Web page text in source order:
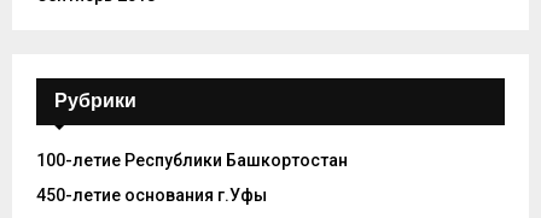
Рубрики
100-летие Республики Башкортостан
450-летие основания г.Уфы